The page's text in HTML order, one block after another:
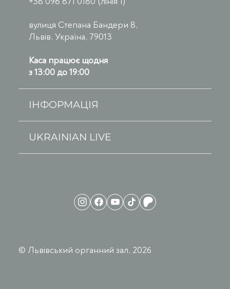
© Львівський органний зал, 2026
вулиця Степана Бандери 8,
Львів, Україна, 79013
Каса працює щодня
з 13:00 до 19:00
ІНФОРМАЦІЯ
UKRAINIAN LIVE